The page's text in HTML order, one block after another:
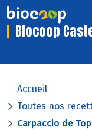
Biocoop
Accueil
Toutes nos
Carpaccio de